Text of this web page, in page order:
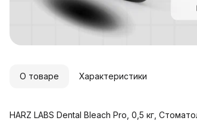
О товаре Характеристики
HARZ LABS Dental Bleach Pro, 0,5 кг,